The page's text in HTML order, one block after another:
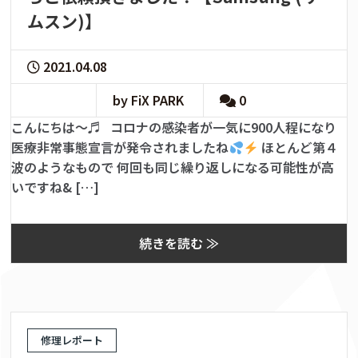
ムスン)】
2021.04.08
by FiX PARK
0
こんにちは〜♬ コロナの感染者が一気に900人程になり
医療非常事態宣言が発令されましたね
ほとんど第４
波のようなもので 何回も同じ繰り返しになる可能性が高
いですね& […]
続きを読む ≫
修理レポート